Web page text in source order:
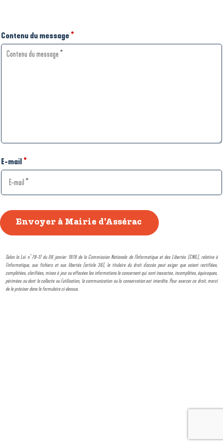
Contenu du message *
E-mail *
Selon la Loi n° 78-17 du 06 janvier 1978 de la Commission Nationale de l'Informatique et des Libertés (CNIL), relative à
l'informatique, aux fichiers et aux libertés (article 36), le titulaire du droit d'accès peut exiger que soient rectifiées,
complétées, clarifiées, mises à jour ou effacées les informations le concernant qui sont inexactes, incomplètes, équivoques,
périmées ou dont la collecte ou l'utilisation, la communication ou la conservation est interdite. Pour exercer ce droit, merci
de le préciser dans le formulaire ci-dessus.